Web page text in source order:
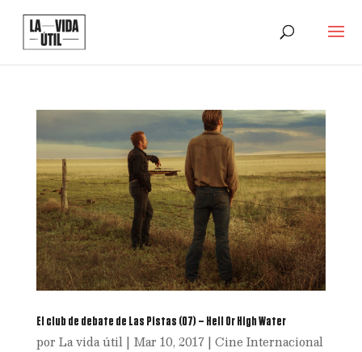
El club de debate de Las Pistas (07) – Hell Or High Water
por La vida útil| Mar 10, 2017| Cine Internacional